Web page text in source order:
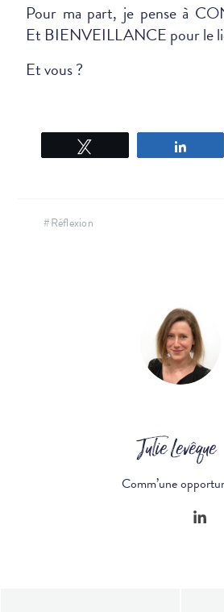
Pour ma part, je pense à
Et BIENVEILLANCE pour le
Et vous ?
#Réflexion
Julie Levêque
Comm’une